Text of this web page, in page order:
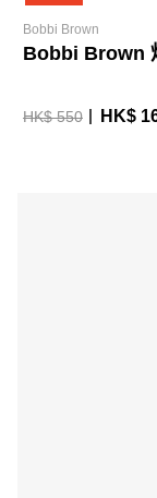
Bobbi Brown
Bobbi Brown
HK$ 550 HK$